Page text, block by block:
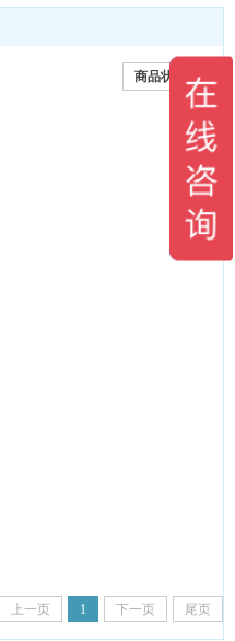
商品状态
上一页 1 下一页 尾页